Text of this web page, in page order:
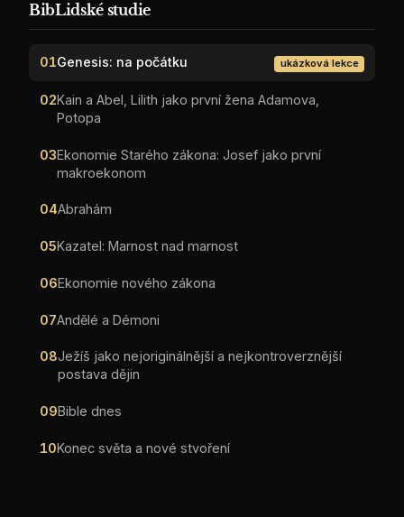
BibLidské studie
01Genesis: na počátku ukázková lekce
02Kain a Abel, Lilith jako první žena Adamova,
Potopa
03Ekonomie Starého zákona: Josef jako první
makroekonom
04Abrahám
05Kazatel: Marnost nad marnost
06Ekonomie nového zákona
07Andělé a Démoni
08Ježíš jako nejoriginálnější a nejkontroverznější
postava dějin
09Bible dnes
10Konec světa a nové stvoření